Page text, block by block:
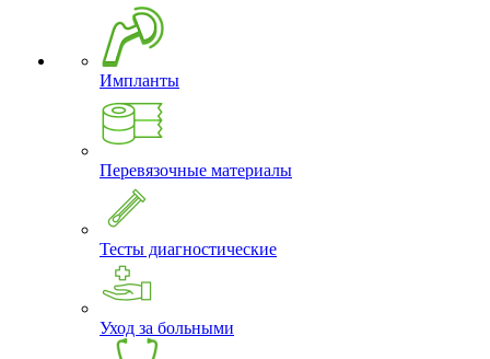
Импланты
Перевязочные материалы
Тесты диагностические
Уход за больными